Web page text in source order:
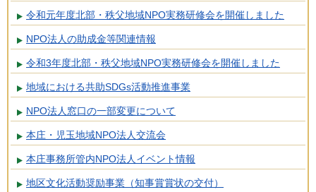
令和元年度北部・秩父地域NPO実務研修会を開催しました
NPO法人の助成金等関連情報
令和3年度北部・秩父地域NPO実務研修会を開催しました
地域における共助SDGs活動推進事業
NPO法人窓口の一部変更について
本庄・児玉地域NPO法人交流会
本庄事務所管内NPO法人イベント情報
地区文化活動奨励事業（知事賞賞状の交付）